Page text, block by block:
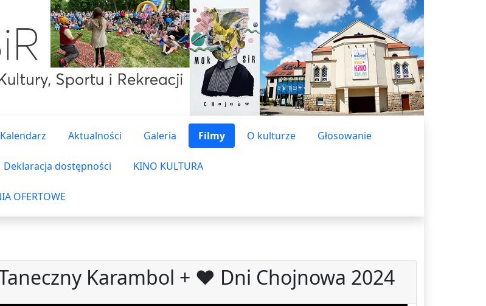
Kalendarz Aktualności Galeria Filmy O kulturze Głosowanie
Deklaracja dostępności KINO KULTURA
OFERTOWE
Karambol + ❤️ Dni Chojnowa 2024